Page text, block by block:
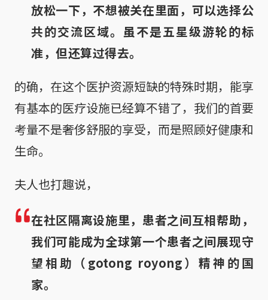
放松一下，不想被关在里面，可以选择公
共的交流区域。虽不是五星级游轮的标
准，但还算过得去。
的确，在这个医护资源短缺的特殊时期，能享
有基本的医疗设施已经算不错了，我们的首要
考量不是奢侈舒服的享受，而是照顾好健康和
生命。
夫人也打趣说，
在社区隔离设施里，患者之间互相帮助，
我们可能成为全球第一个患者之间展现守
望相助（gotong royong）精神的国
家。